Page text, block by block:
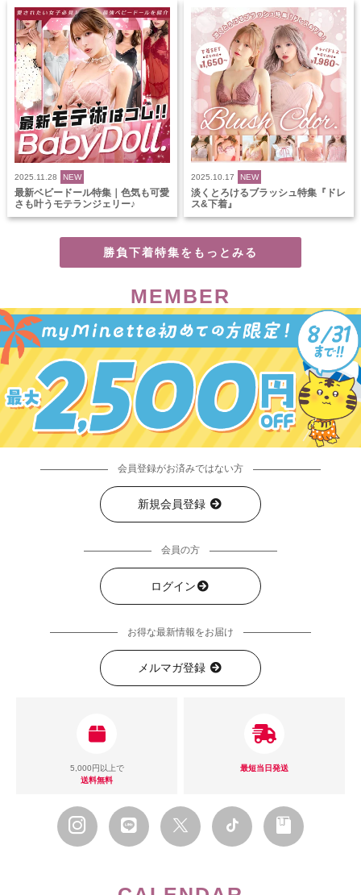
2025.11.28 NEW
最新ベビードール特集｜色気も可愛
さも叶うモテランジェリー♪
2025.10.17 NEW
淡くとろけるブラッシュ特集『ドレ
ス&下着』
勝負下着特集をもっとみる
MEMBER
会員登録がお済みではない方
新規会員登録
会員の方
ログイン
お得な最新情報をお届け
メルマガ登録
5,000円以上で
送料無料
最短当日発送